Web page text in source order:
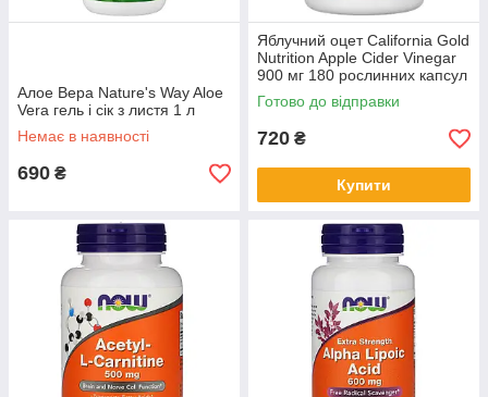
Алое Вера Nature's Way Aloe
Vera гель і сік з листя 1 л
Немає в наявності
690 ₴
Яблучний оцет California Gold
Nutrition Apple Cider Vinegar
900 мг 180 рослинних капсул
Готово до відправки
720 ₴
Купити